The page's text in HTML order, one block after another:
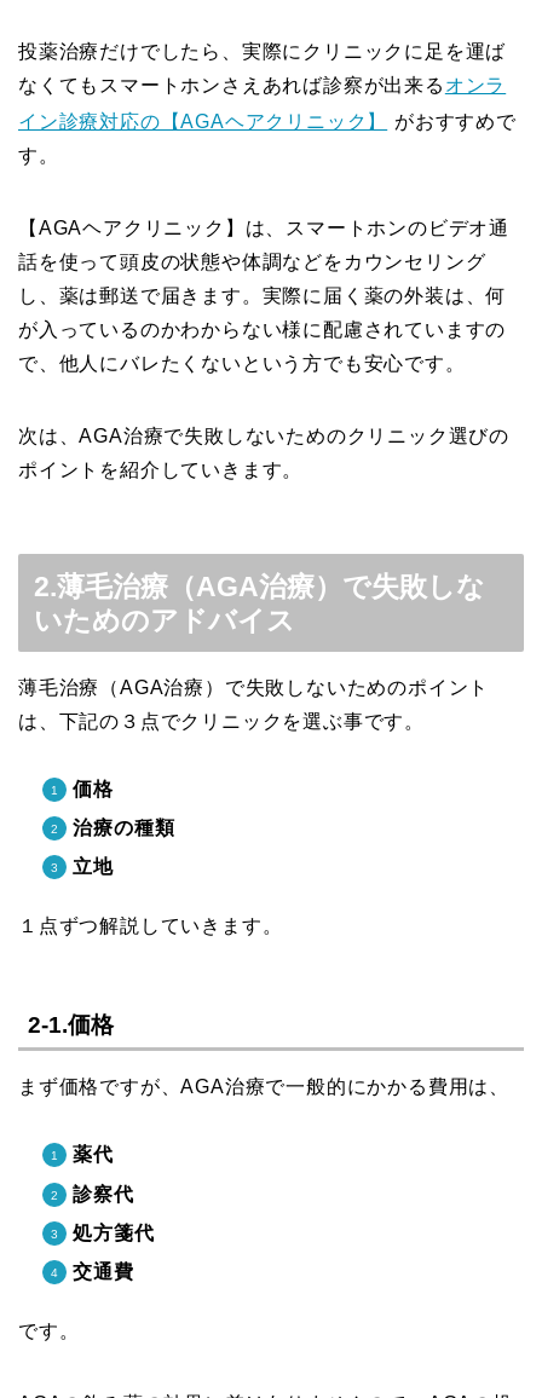
投薬治療だけでしたら、実際にクリニックに足を運ば
なくてもスマートホンさえあれば診察が出来る オンラ
イン診療対応の【AGAヘアクリニック】
がおすすめで
す。
【AGAヘアクリニック】は、スマートホンのビデオ通
話を使って頭皮の状態や体調などをカウンセリング
し、薬は郵送で届きます。実際に届く薬の外装は、何
が入っているのかわからない様に配慮されていますの
で、他人にバレたくないという方でも安心です。
次は、AGA治療で失敗しないためのクリニック選びの
ポイントを紹介していきます。
2.薄毛治療（AGA治療）で失敗しな
いためのアドバイス
薄毛治療（AGA治療）で失敗しないためのポイント
は、下記の３点でクリニックを選ぶ事です。
価格
治療の種類
立地
１点ずつ解説していきます。
2-1.価格
まず価格ですが、AGA治療で一般的にかかる費用は、
薬代
診察代
処方箋代
交通費
です。